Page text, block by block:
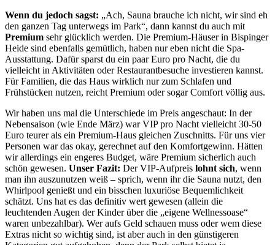
Wenn du jedoch sagst: „Ach, Sauna brauche ich nicht, wir sind eh
den ganzen Tag unterwegs im Park“, dann kannst du auch mit
Premium sehr glücklich werden. Die Premium-Häuser in Bispinger
Heide sind ebenfalls gemütlich, haben nur eben nicht die Spa-
Ausstattung. Dafür sparst du ein paar Euro pro Nacht, die du
vielleicht in Aktivitäten oder Restaurantbesuche investieren kannst.
Für Familien, die das Haus wirklich nur zum Schlafen und
Frühstücken nutzen, reicht Premium oder sogar Comfort völlig aus.
Wir haben uns mal die Unterschiede im Preis angeschaut: In der
Nebensaison (wie Ende März) war VIP pro Nacht vielleicht 30-50
Euro teurer als ein Premium-Haus gleichen Zuschnitts. Für uns vier
Personen war das okay, gerechnet auf den Komfortgewinn. Hätten
wir allerdings ein engeres Budget, wäre Premium sicherlich auch
schön gewesen. Unser Fazit: Der VIP-Aufpreis lohnt sich, wenn
man ihn auszunutzen weiß – sprich, wenn ihr die Sauna nutzt, den
Whirlpool genießt und ein bisschen luxuriöse Bequemlichkeit
schätzt. Uns hat es das definitiv wert gewesen (allein die
leuchtenden Augen der Kinder über die „eigene Wellnessoase“
waren unbezahlbar). Wer aufs Geld schauen muss oder wem diese
Extras nicht so wichtig sind, ist aber auch in den günstigeren